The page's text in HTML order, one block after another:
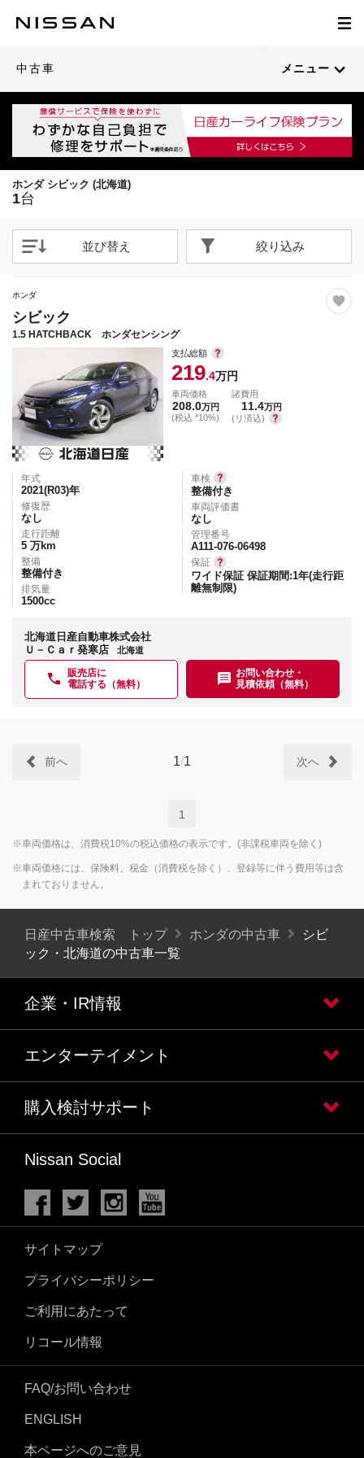
中古車 メニュー
ホンダ シビック (北海道)
1台
並び替え 絞り込み
49
閉じる
ホンダ
シビック
1.5 HATCHBACK ホンダセンシング
支払総額
219.4万円
車両価格
208.0万円
(税込 *10%)
諸費用
11.4万円
(リ済込)
年式
2021(R03)年
修復歴
なし
走行距離
5 万km
整備
整備付き
排気量
1500cc
車検
整備付き
車両評価書
なし
管理番号
A111-076-06498
保証
ワイド保証 保証期間:1年(走行距
離無制限)
北海道日産自動車株式会社
Ｕ－Ｃａｒ発寒店
北海道
販売店に
電話する（無料）
お問い合わせ・
見積依頼（無料）
1/1
前へ 次へ
1
※車両価格は、消費税10%の税込価格の表示です。(非課税車両を除く)
※車両価格には、保険料、税金（消費税を除く）、登録等に伴う費用等は含
まれておりません。
日産中古車検索 トップ ホンダの中古車
シビ
ック・北海道の中古車一覧
企業・IR情報
エンターテイメント
購入検討サポート
Nissan Social
サイトマップ
プライバシーポリシー
ご利用にあたって
リコール情報
FAQ/お問い合わせ
ENGLISH
本ページへのご意見